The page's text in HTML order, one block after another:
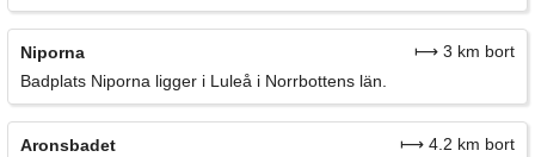
Niporna
⟼ 3 km bort
Badplats Niporna ligger i Luleå i Norrbottens län.
Aronsbadet
⟼ 4.2 km bort